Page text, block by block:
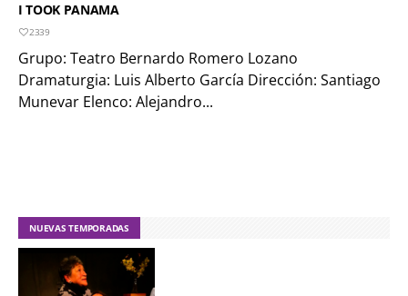
I TOOK PANAMA
2339
Grupo: Teatro Bernardo Romero Lozano
Dramaturgia: Luis Alberto García Dirección: Santiago
Munevar Elenco: Alejandro...
NUEVAS TEMPORADAS